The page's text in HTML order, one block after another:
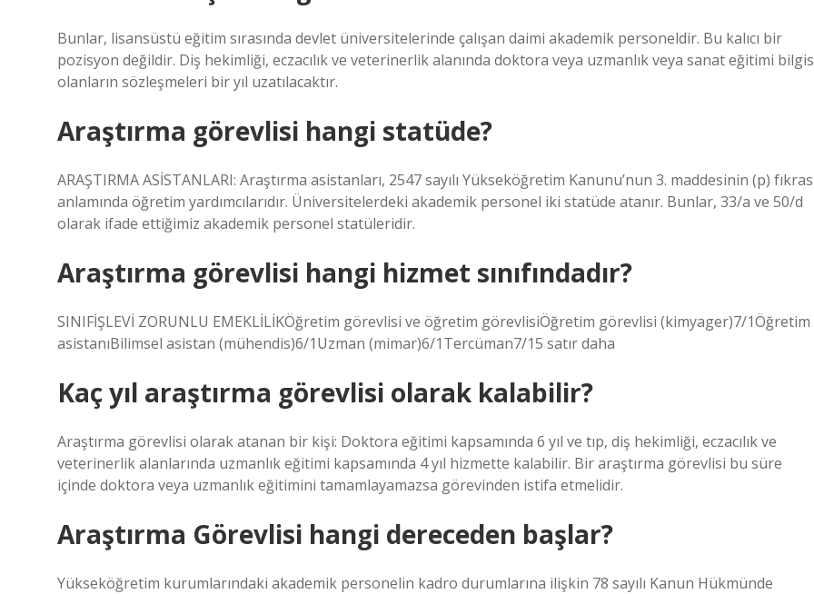
Bunlar, lisansüstü eğitim sırasında devlet üniversitelerinde çalışan daimi akademik personeldir. Bu kalıcı bir
pozisyon değildir. Diş hekimliği, eczacılık ve veterinerlik alanında doktora veya uzmanlık veya sanat eğitimi
olanların sözleşmeleri bir yıl uzatılacaktır.
Araştırma görevlisi hangi statüde?
ARAŞTIRMA ASİSTANLARI: Araştırma asistanları, 2547 sayılı Yükseköğretim Kanunu’nun 3. maddesinin (p)
anlamında öğretim yardımcılarıdır. Üniversitelerdeki akademik personel iki statüde atanır. Bunlar, 33/a ve 50/d
olarak ifade ettiğimiz akademik personel statüleridir.
Araştırma görevlisi hangi hizmet sınıfındadır?
SINIFİŞLEVİ ZORUNLU EMEKLİLİKÖğretim görevlisi ve öğretim görevlisiÖğretim görevlisi (kimyager)7/1Öğretim
asistanıBilimsel asistan (mühendis)6/1Uzman (mimar)6/1Tercüman7/15 satır daha
Kaç yıl araştırma görevlisi olarak kalabilir?
Araştırma görevlisi olarak atanan bir kişi: Doktora eğitimi kapsamında 6 yıl ve tıp, diş hekimliği, eczacılık ve
veterinerlik alanlarında uzmanlık eğitimi kapsamında 4 yıl hizmette kalabilir. Bir araştırma görevlisi bu süre
içinde doktora veya uzmanlık eğitimini tamamlayamazsa görevinden istifa etmelidir.
Araştırma Görevlisi hangi dereceden başlar?
Yükseköğretim kurumlarındaki akademik personelin kadro durumlarına ilişkin 78 sayılı Kanun Hükmünde